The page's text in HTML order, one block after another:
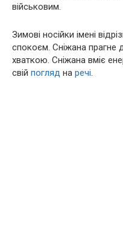
військовим.
Зимові носійки імені
спокоєм. Сніжана прагне
хваткою. Сніжана вміє
свій погляд на речі